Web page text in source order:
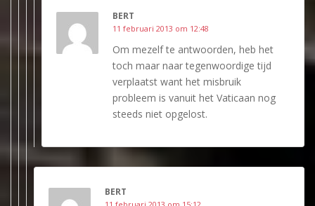
BERT
11 februari 2013 om 12:48
Om mezelf te antwoorden, heb het
toch maar naar tegenwoordige tijd
verplaatst want het misbruik
probleem is vanuit het Vaticaan nog
steeds niet opgelost.
BERT